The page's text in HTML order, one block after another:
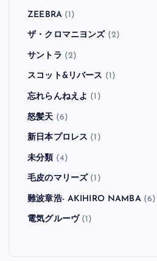
ZEEBRA(1)
ザ・クロマニヨンズ (2)
サントラ (2)
スコット&リバース (1)
忘れらんねえよ (1)
怒髪天 (6)
新日本プロレス (1)
未分類 (4)
毛皮のマリーズ (1)
難波章浩- AKIHIRO NAMBA(6)
電気グルーヴ(1)